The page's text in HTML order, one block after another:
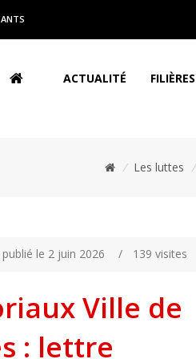
ACTUALITÉ FILIÈRES
/ Les luttes /
le 2 juin 2026 / 139 visites
Ville de
: lettre